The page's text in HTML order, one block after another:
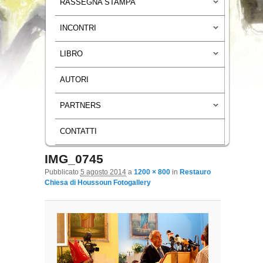
RASSEGNA STAMPA
INCONTRI
LIBRO
AUTORI
PARTNERS
CONTATTI
Navigazione immagini
IMG_0745
Pubblicato 5 agosto 2014a 1200 × 800in Restauro
Chiesa di Houssoun Fotogallery